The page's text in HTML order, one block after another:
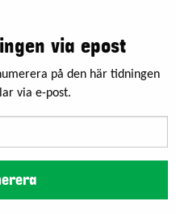
via epost
på den här tidningen
via e-post.